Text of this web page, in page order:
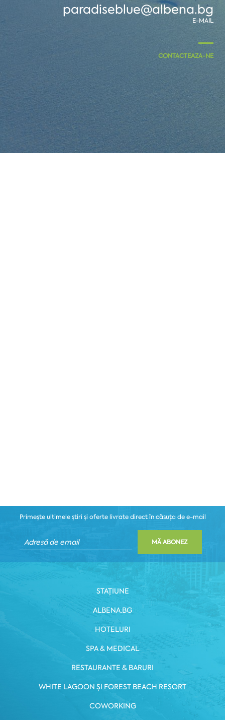
paradiseblue@albena.bg
E-MAIL
CONTACTEAZA-NE
Primește ultimele știri și oferte livrate direct în căsuța de e-mail
MĂ ABONEZ
STAȚIUNE
ALBENA.BG
HOTELURI
SPA & MEDICAL
RESTAURANTE & BARURI
WHITE LAGOON ȘI FOREST BEACH RESORT
COWORKING